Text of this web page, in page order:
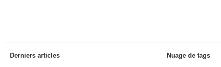
Derniers articles Nuage de tags